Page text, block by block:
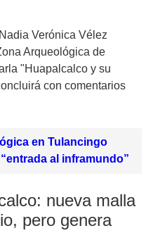
Nadia Verónica Vélez
Arqueológica de
"Huapalcalco y su
con comentarios
en Tulancingo
al inframundo”
nueva malla
pero genera